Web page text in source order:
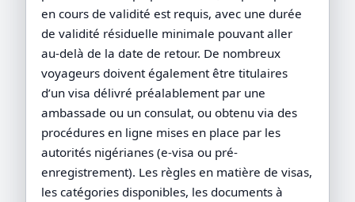
en cours de validité est requis, avec une durée
de validité résiduelle minimale pouvant aller
au-delà de la date de retour. De nombreux
voyageurs doivent également être titulaires
d’un visa délivré préalablement par une
ambassade ou un consulat, ou obtenu via des
procédures en ligne mises en place par les
autorités nigérianes (e-visa ou pré-
enregistrement). Les règles en matière de visas,
les catégories disponibles, les documents à